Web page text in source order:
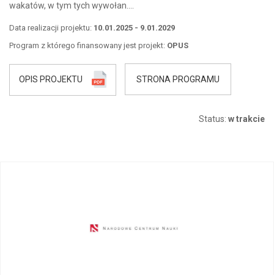
wakatów, w tym tych wywołan….
Data realizacji projektu: 10.01.2025 - 9.01.2029
Program z którego finansowany jest projekt: OPUS
OPIS PROJEKTU STRONA PROGRAMU
Status: w trakcie